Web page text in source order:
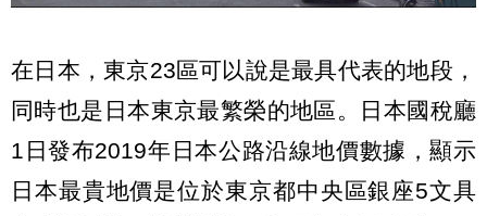
在日本，東京23區可以說是最具代表的地段，
同時也是日本東京最繁榮的地區。日本國稅廳
1日發布2019年日本公路沿線地價數據，顯示
日本最貴地價是位於東京都中央區銀座5文具